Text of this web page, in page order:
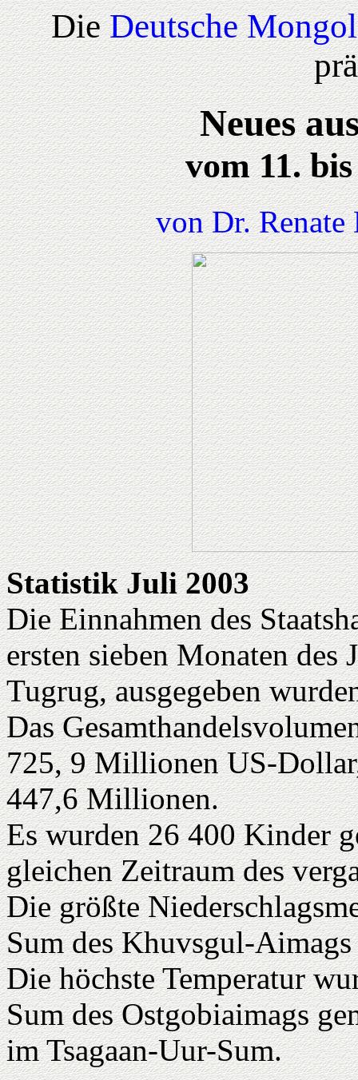
DieDeutsche
Neues
vom 11.
von Dr. Renate
Statistik Juli 2003
Die Einnahmen des
ersten sieben Monaten
Tugrug, ausgegeben
Das
725, 9 Millionen US-
447,6 Millionen.
Es wurden 26 400 Kinder
gleichen Zeitraum des
Die größte
Sum des Khuvsgul-
Die höchste Temperatur
Sum des Ostgobiaimags
im Tsagaan-Uur-Sum.